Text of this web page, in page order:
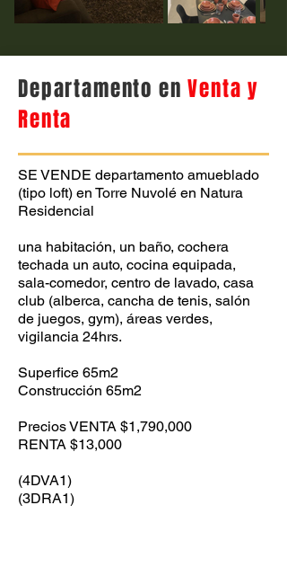
Departamento enVenta y
Renta
SE VENDE departamento amueblado
(tipo loft) en Torre Nuvolé en Natura
Residencial
una habitación, un baño, cochera
techada un auto, cocina equipada,
sala-comedor, centro de lavado, casa
club (alberca, cancha de tenis, salón
de juegos, gym), áreas verdes,
vigilancia 24hrs.
Superfice 65m2
Construcción 65m2
Precios VENTA $1,790,000
RENTA $13,000
(4DVA1)
(3DRA1)